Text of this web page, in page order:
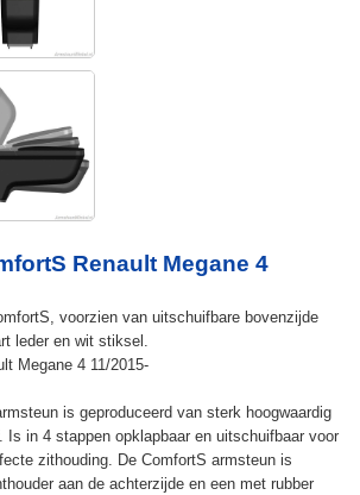
Renault Megane 4
voorzien van uitschuifbare bovenzijde
leder en wit stiksel.
Megane 4 11/2015-
is geproduceerd van sterk hoogwaardig
Is in 4 stappen opklapbaar en uitschuifbaar voor
zithouding. De ComfortS armsteun is
aan de achterzijde en een met rubber